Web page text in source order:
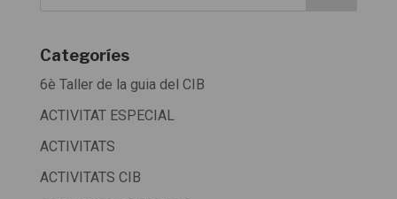
Categoríes
6è Taller de la guia del CIB
ACTIVITAT ESPECIAL
ACTIVITATS
ACTIVITATS CIB